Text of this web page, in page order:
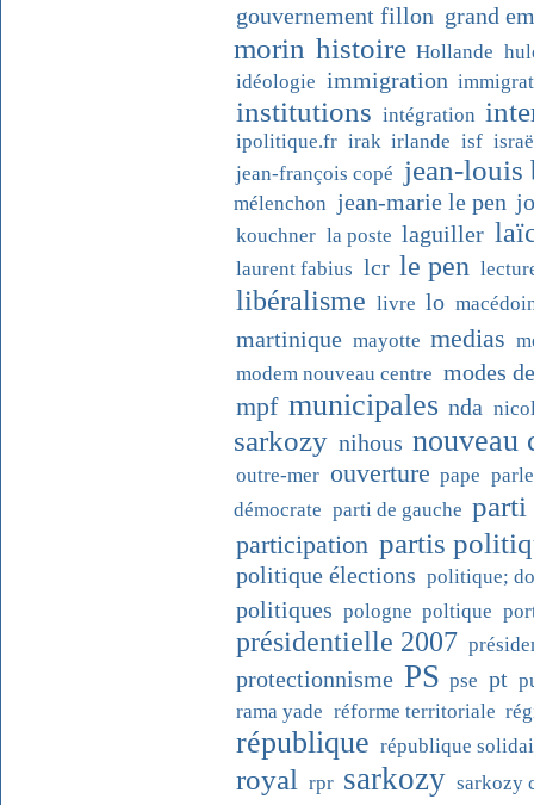
gouvernement fillon grand
morin histoire Hollande
idéologie immigration
institutions intégration
ipolitique.fr irak irlande isf
jean-françois copé jean-louis
mélenchon jean-marie le pen
kouchner la poste laguiller
laurent fabius lcr le pen
libéralisme livre lo
martinique mayotte medias
modem nouveau centre modes
mpf municipales nda
sarkozy nihous nouveau
outre-mer ouverture pape
démocrate parti de gauche parti
participation partis
politique élections politique;
politiques pologne poltique
présidentielle 2007
protectionnisme PS pse pt
rama yade réforme territoriale
république république
royal rpr sarkozy sarkozy